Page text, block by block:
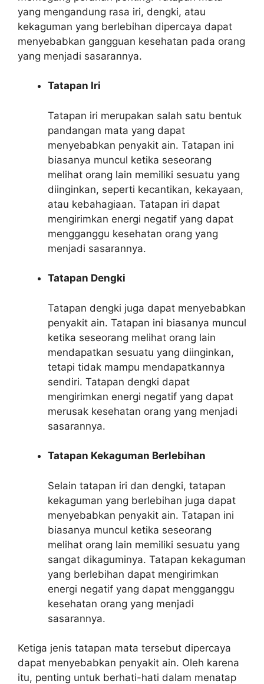
yang mengandung rasa iri, dengki, atau
kekaguman yang berlebihan dipercaya dapat
menyebabkan gangguan kesehatan pada orang
yang menjadi sasarannya.
Tatapan Iri
Tatapan iri merupakan salah satu bentuk
pandangan mata yang dapat
menyebabkan penyakit ain. Tatapan ini
biasanya muncul ketika seseorang
melihat orang lain memiliki sesuatu yang
diinginkan, seperti kecantikan, kekayaan,
atau kebahagiaan. Tatapan iri dapat
mengirimkan energi negatif yang dapat
mengganggu kesehatan orang yang
menjadi sasarannya.
Tatapan Dengki
Tatapan dengki juga dapat menyebabkan
penyakit ain. Tatapan ini biasanya muncul
ketika seseorang melihat orang lain
mendapatkan sesuatu yang diinginkan,
tetapi tidak mampu mendapatkannya
sendiri. Tatapan dengki dapat
mengirimkan energi negatif yang dapat
merusak kesehatan orang yang menjadi
sasarannya.
Tatapan Kekaguman Berlebihan
Selain tatapan iri dan dengki, tatapan
kekaguman yang berlebihan juga dapat
menyebabkan penyakit ain. Tatapan ini
biasanya muncul ketika seseorang
melihat orang lain memiliki sesuatu yang
sangat dikaguminya. Tatapan kekaguman
yang berlebihan dapat mengirimkan
energi negatif yang dapat mengganggu
kesehatan orang yang menjadi
sasarannya.
Ketiga jenis tatapan mata tersebut dipercaya
dapat menyebabkan penyakit ain. Oleh karena
itu, penting untuk berhati-hati dalam menatap